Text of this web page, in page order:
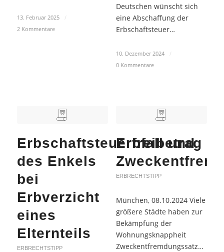
13. Februar 2025
/
2 Kommentare
Deutschen wünscht sich
eine Abschaffung der
Erbschaftsteuer…
10. Dezember 2024
/
0 Kommentare
Erbschaftsteuerfreibetrag
des Enkels
bei
Erbverzicht
eines
Elternteils
ERBRECHTSTIPP
Erbfall und
ERBRECHTSTIPP
München, 08.10.2024 Viele
größere Städte haben zur
Bekämpfung der
Wohnungsknappheit
Zweckentfremdungssatzungen